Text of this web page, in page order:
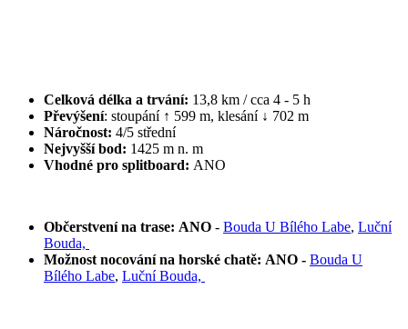
Celková délka a trvání: 13,8 km / cca 4 - 5 h
Převýšení: stoupání ↑ 599 m, klesání ↓ 702 m
Náročnost: 4/5 střední
Nejvyšší bod: 1425 m n. m
Vhodné pro splitboard: ANO
Občerstvení na trase: ANO - Bouda U Bílého Labe, Luční
Bouda,
Možnost nocování na horské chatě: ANO - Bouda U
Bílého Labe, Luční Bouda,